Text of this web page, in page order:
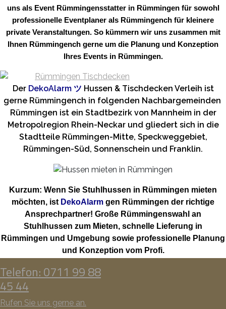
uns als Event Rümmingensstatter in Rümmingen für sowohl
professionelle Eventplaner als Rümmingench für kleinere
private Veranstaltungen. So kümmern wir uns zusammen mit
Ihnen Rümmingench gerne um die Planung und Konzeption
Ihres Events in Rümmingen.
Der DekoAlarm ツ Hussen & Tischdecken Verleih ist
gerne Rümmingench in folgenden Nachbargemeinden
Rümmingen ist ein Stadtbezirk von Mannheim in der
Metropolregion Rhein-Neckar und gliedert sich in die
Stadtteile Rümmingen-Mitte, Speckweggebiet,
Rümmingen-Süd, Sonnenschein und Franklin.
Kurzum: Wenn Sie Stuhlhussen in Rümmingen mieten
möchten, ist DekoAlarm gen Rümmingen der richtige
Ansprechpartner! Große Rümmingenswahl an
Stuhlhussen zum Mieten, schnelle Lieferung in
Rümmingen und Umgebung sowie professionelle Planung
und Konzeption vom Profi.
Telefon: 0711 99 88
45 44
Rufen Sie uns gerne an.